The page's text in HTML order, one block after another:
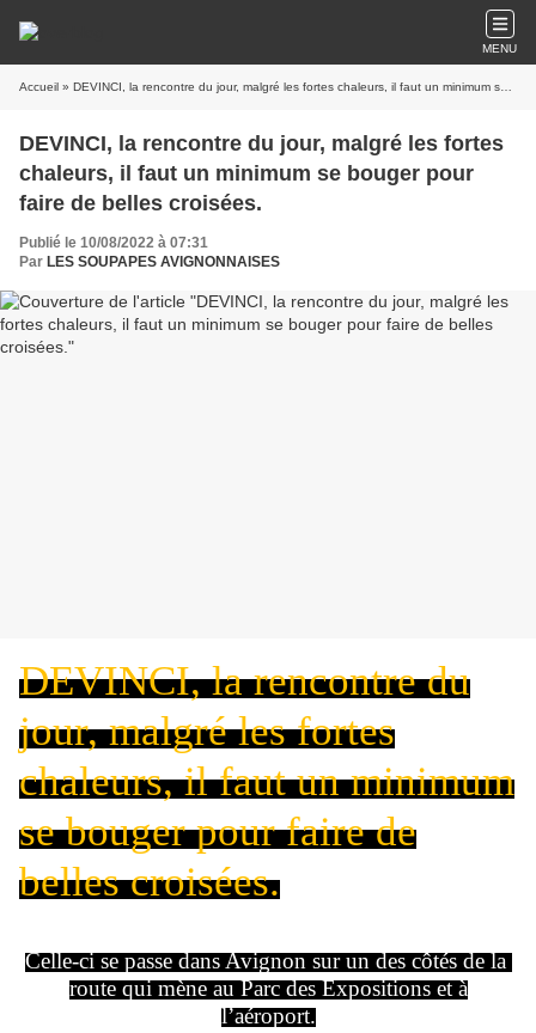
MENU
Accueil » DEVINCI, la rencontre du jour, malgré les fortes chaleurs, il faut un minimum se bouger pour faire de belles croisées.
DEVINCI, la rencontre du jour, malgré les fortes
chaleurs, il faut un minimum se bouger pour
faire de belles croisées.
Publié le 10/08/2022 à 07:31
Par LES SOUPAPES AVIGNONNAISES
DEVINCI, la rencontre du
jour, malgré les fortes
chaleurs, il faut un minimum
se bouger pour faire de
belles croisées.
Celle-ci se passe dans Avignon sur un des côtés de la
route qui mène au Parc des Expositions et à
l’aéroport.